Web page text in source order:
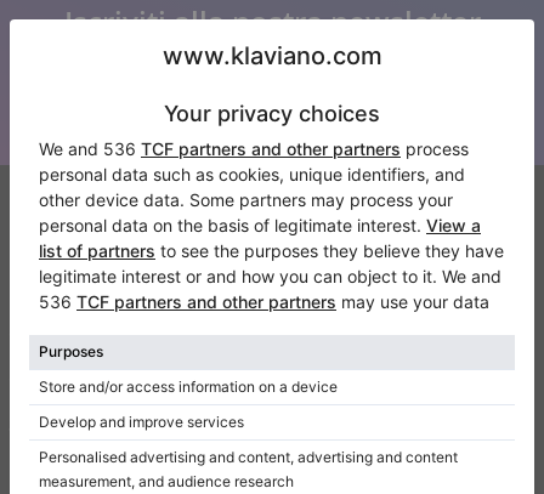
Iscriviti alla nostra newsletter
Tenetevi aggiornati su tutte le novità di Klaviano
Klaviano
FAQ
Contatto
Chi siamo
Scrivi una recensione
Regolamento